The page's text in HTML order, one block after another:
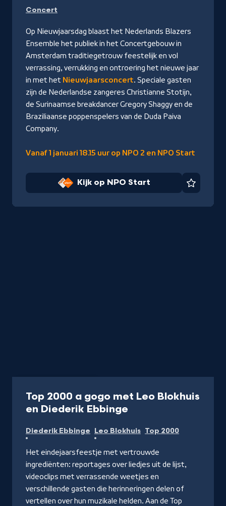
op
NPO
Start
Concert
Op Nieuwjaarsdag blaast het Nederlands Blazers
Ensemble het publiek in het Concertgebouw in
Amsterdam traditiegetrouw feestelijk en vol
verrassing, verrukking en ontroering het nieuwe jaar
in met het Nieuwjaarsconcert. Speciale gasten
zijn de Nederlandse zangeres Christianne Stotijn,
de Surinaamse breakdancer Gregory Shaggy en de
Braziliaanse poppenspelers van de Duda Paiva
Company.
Vanaf 1 januari 18.15 uur op NPO 2 en NPO Start
Kijk op NPO Start
Top 2000 a gogo met Leo Blokhuis
en Diederik Ebbinge
op
NPO
Start
Diederik Ebbinge Leo Blokhuis Top 2000
Het eindejaarsfeestje met vertrouwde
ingrediënten: reportages over liedjes uit de lijst,
videoclips met verrassende weetjes en
verschillende gasten die herinneringen delen of
vertellen over hun muzikale helden. Aan de Top